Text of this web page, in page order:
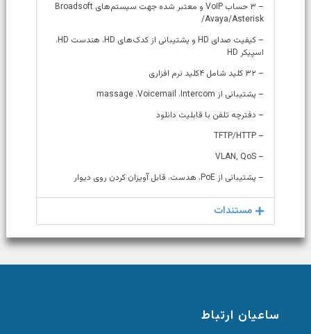
– ۳ حساب VoIP و معتبر شده جهت سیستم‌های Broadsoft
/Avaya/Asterisk
– کیفیت صدای HD و پشتیبانی از کدک‌های HD، هندست HD،
اسپیکر HD
– ۳۲ کلید شامل ۴کلید نرم افزاری
– پشتیبانی از massage ،Voicemail ،Intercom
– دفترچه تلفن با قابلیت دانلود
– TFTP/HTTP
– VLAN, QoS
– پشتیبانی از PoE، هدست، قابل آویزان کردن روی دیوار
مستندات
ساعیان ارتباط